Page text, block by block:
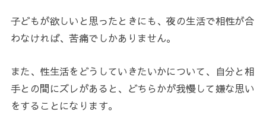
子どもが欲しいと思ったときにも、夜の生活で相性が合
わなければ、苦痛でしかありません。
また、性生活をどうしていきたいかについて、自分と相
手との間にズレがあると、どちらかが我慢して嫌な思い
をすることになります。